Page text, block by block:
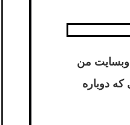
وبسایت من
دوباره